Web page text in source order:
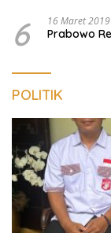
6 16 Maret 2019
Prabowo
POLITIK